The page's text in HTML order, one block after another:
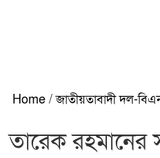
Home / জাতীয়তাবাদী দল-
তারেক রহমানের